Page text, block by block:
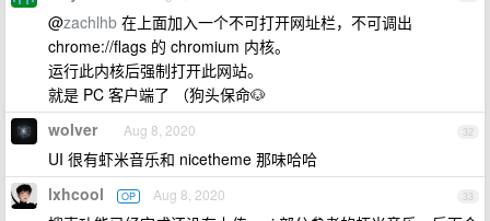
@zachlhb 在上面加入一个不可打开网址栏，不可调出
chrome://flags 的 chromium 内核。
运行此内核后强制打开此网站。
就是 PC 客户端了 （狗头保命🐶
32
wolver Aug 8, 2020
UI 很有虾米音乐和 nicetheme 那味哈哈
33
lxhcool OP Aug 8, 2020